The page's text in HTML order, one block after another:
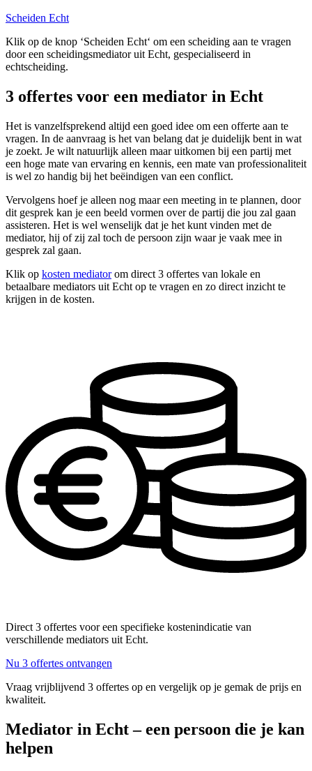
Scheiden Echt
Klik op de knop ‘Scheiden Echt‘ om een scheiding aan te vragen
door een scheidingsmediator uit Echt, gespecialiseerd in
echtscheiding.
3 offertes voor een mediator in Echt
Het is vanzelfsprekend altijd een goed idee om een offerte aan te
vragen. In de aanvraag is het van belang dat je duidelijk bent in wat
je zoekt. Je wilt natuurlijk alleen maar uitkomen bij een partij met
een hoge mate van ervaring en kennis, een mate van professionaliteit
is wel zo handig bij het beëindigen van een conflict.
Vervolgens hoef je alleen nog maar een meeting in te plannen, door
dit gesprek kan je een beeld vormen over de partij die jou zal gaan
assisteren. Het is wel wenselijk dat je het kunt vinden met de
mediator, hij of zij zal toch de persoon zijn waar je vaak mee in
gesprek zal gaan.
Klik op kosten mediatorom direct 3 offertes van lokale en
betaalbare mediators uit Echt op te vragen en zo direct inzicht te
krijgen in de kosten.
Direct 3 offertes voor een specifieke kostenindicatie van
verschillende mediators uit Echt.
Nu 3 offertes ontvangen
Vraag vrijblijvend 3 offertes op en vergelijk op je gemak de prijs en
kwaliteit.
Mediator in Echt – een persoon die je kan
helpen